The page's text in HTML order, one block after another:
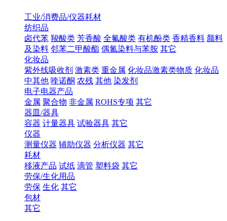
工业/消费品/仪器耗材
纺织品
卤代苯 羧酸类 芳香酸 全氟酸类 有机酚类 香精香料 颜料
及染料 邻苯二甲酸酯 偶氮染料与苯胺 其它
化妆品
紫外线吸收剂 激素类 重金属 化妆品激素类物质 化妆品
中其他 喹诺酮 农残 其他 染发剂
电子电器产品
金属 聚合物 非金属 ROHS专项 其它
器皿/器具
容器 计量器具 试验器具 其它
仪器
测量仪器 辅助仪器 分析仪器 其它
耗材
移液产品 试纸 滴管 塑料袋 其它
劳保/生化用品
劳保 生化 其它
包材
其它